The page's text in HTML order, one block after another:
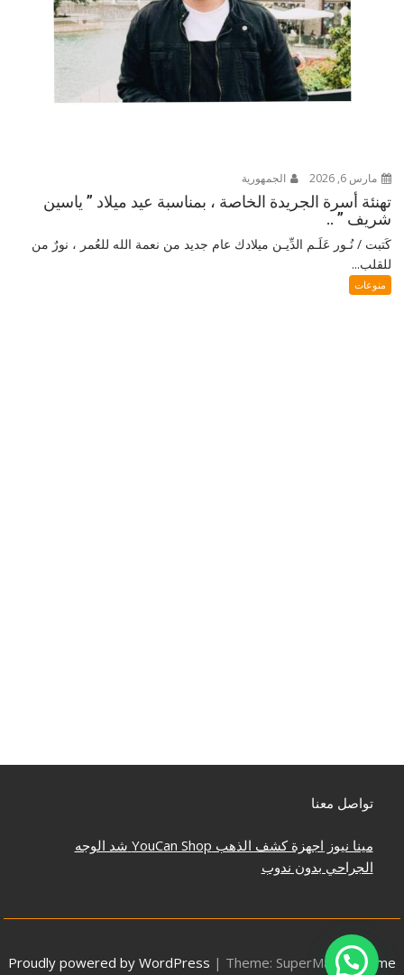
مارس 6, 2026 الجمهورية
تهنئة أسرة الجريدة الخاصة ، بمناسبة عيد ميلاد ” ياسين
شريف ” ..
كَتبت / نُـور عَلَـم الدِّيـن ميلادك عام جديد من نعمة الله للعُمر ، نورٌ من
للقلب...
منوعات
تواصل معنا
مينا نيوز اجهزة كشف الذهب YouCan Shop شد الوجه
الجراحي بدون ندوب
Proudly powered by WordPress | Theme: SuperMag by Acme